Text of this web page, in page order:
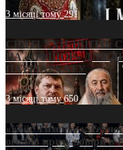
3 місяці тому291
СВЯТІ УХИЛЯНТИ:
НА «ОФШОР» ДЛЯ
ПАТРІАРХАТУ
3 місяці тому650
«Кейс Тихона» у
оголив кризу довіри